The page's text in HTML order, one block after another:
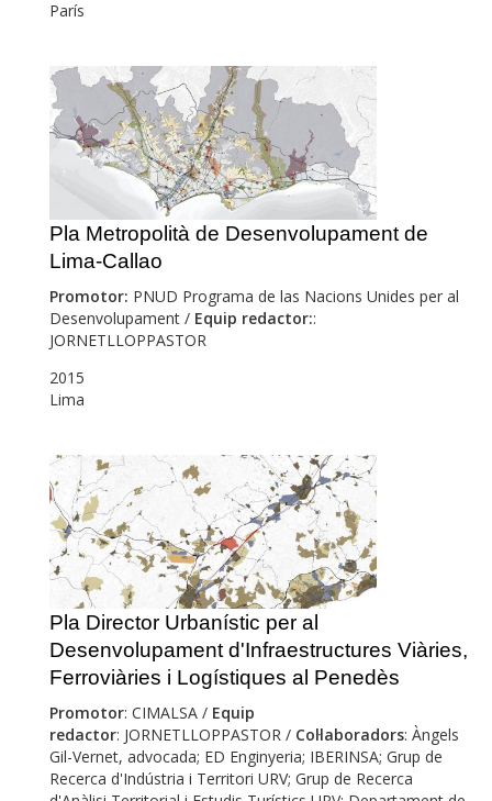
París
Pla Metropolità de Desenvolupament de
Lima-Callao
Promotor: PNUD Programa de las Nacions Unides per al
Desenvolupament / Equip redactor::
JORNETLLOPPASTOR
2015
Lima
Pla Director Urbanístic per al
Desenvolupament d'Infraestructures Viàries,
Ferroviàries i Logístiques al Penedès
Promotor: CIMALSA / Equip
redactor: JORNETLLOPPASTOR / Col·laboradors: Àngels
Gil-Vernet, advocada; ED Enginyeria; IBERINSA; Grup de
Recerca d'Indústria i Territori URV; Grup de Recerca